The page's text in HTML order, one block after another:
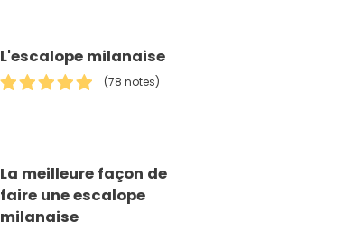
L'escalope milanaise
(78 notes)
La meilleure façon de
faire une escalope
milanaise